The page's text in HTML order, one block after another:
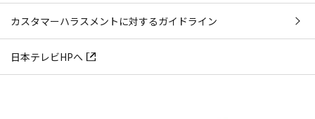
カスタマーハラスメントに対するガイドライン
日本テレビHPへ